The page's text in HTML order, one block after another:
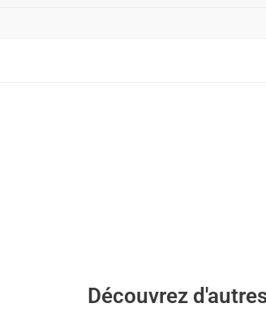
Découvrez